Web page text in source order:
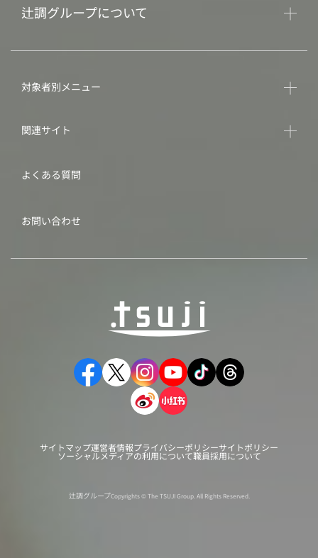
辻調グループについて
対象者別メニュー
関連サイト
よくある質問
お問い合わせ
サイトマップ運営者情報プライバシーポリシーサイトポリシー
ソーシャルメディアの利用について職員採用について
辻調グループCopyrights © The TSUJI Group. All Rights Reserved.